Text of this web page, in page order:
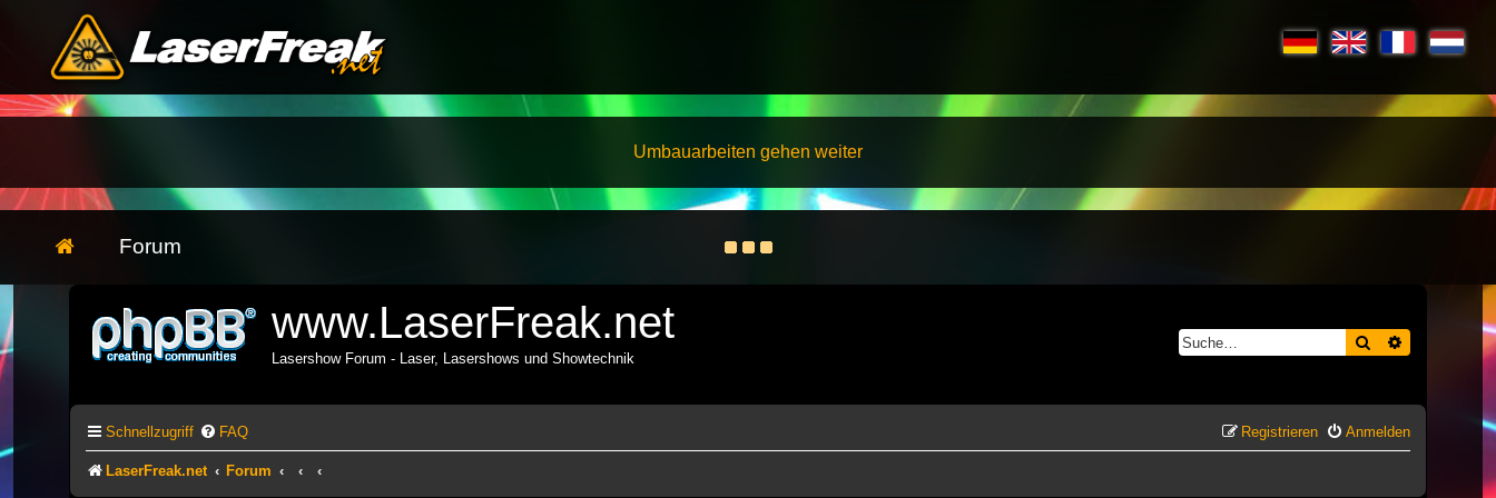
Umbauarbeiten gehen weiter
Forum
www.LaserFreak.net
Lasershow Forum - Laser, Lasershows und Showtechnik
Suche Erweiterte
Schnellzugriff FAQ Anmelden
Registrieren
LaserFreak.net Forum